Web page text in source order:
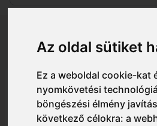
Az oldal sütiket
Ez a weboldal cookie-kat
nyomkövetési
böngészési élmény
következő célokra:a
Vissza
Részletes nézet
FR32 Portwest
antisztatikus